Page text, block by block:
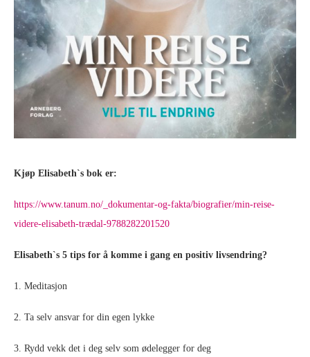
Kjøp Elisabeth`s bok er:
https://www.tanum.no/_dokumentar-og-fakta/biografier/min-reise-
videre-elisabeth-trædal-9788282201520
Elisabeth`s 5 tips for å komme i gang en positiv livsendring?
1. Meditasjon
2. Ta selv ansvar for din egen lykke
3. Rydd vekk det i deg selv som ødelegger for deg